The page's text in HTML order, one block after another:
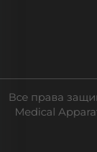
Все права
Medical